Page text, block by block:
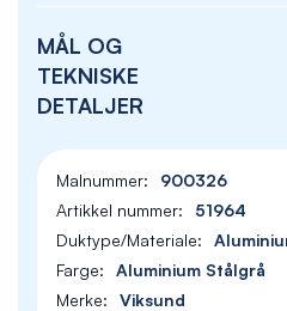
MÅL OG
TEKNISKE
DETALJER
900326
51964
Aluminium Stålgrå
Viksund